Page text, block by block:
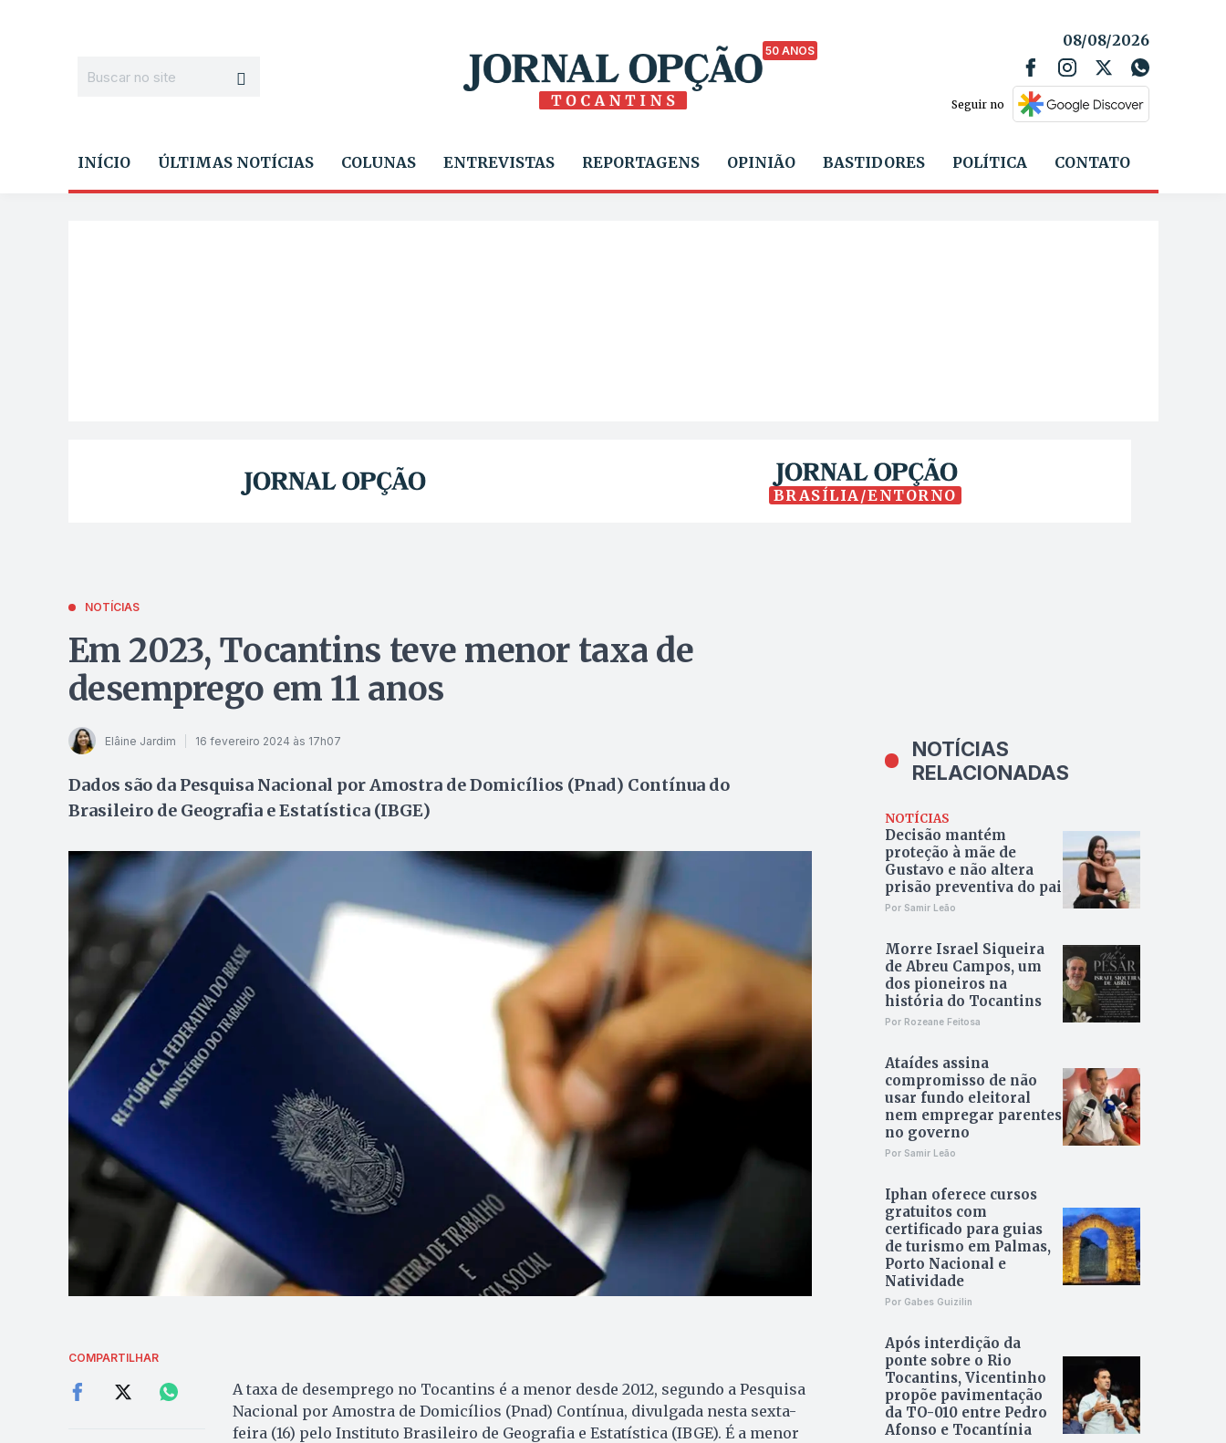
50 ANOS
08/08/2026
Seguir no
INÍCIO ÚLTIMAS NOTÍCIAS COLUNAS ENTREVISTAS REPORTAGENS OPINIÃO BASTIDORES POLÍTICA CONTATO
BRASÍLIA/ENTORNO
NOTÍCIAS
Em 2023, Tocantins teve menor taxa de
desemprego em 11 anos
Elâine Jardim 16 fevereiro 2024 às 17h07
Dados são da Pesquisa Nacional por Amostra de Domicílios (Pnad) Contínua do
Brasileiro de Geografia e Estatística (IBGE)
COMPARTILHAR
A taxa de desemprego no Tocantins é a menor desde 2012, segundo a Pesquisa
Nacional por Amostra de Domicílios (Pnad) Contínua, divulgada nesta sexta-
feira (16) pelo Instituto Brasileiro de Geografia e Estatística (IBGE). É a menor
NOTÍCIAS
RELACIONADAS
NOTÍCIAS
Decisão mantém
proteção à mãe de
Gustavo e não altera
prisão preventiva do pai
Por Samir Leão
Morre Israel Siqueira
de Abreu Campos, um
dos pioneiros na
história do Tocantins
Por Rozeane Feitosa
Ataídes assina
compromisso de não
usar fundo eleitoral
nem empregar parentes
no governo
Por Samir Leão
Iphan oferece cursos
gratuitos com
certificado para guias
de turismo em Palmas,
Porto Nacional e
Natividade
Por Gabes Guizilin
Após interdição da
ponte sobre o Rio
Tocantins, Vicentinho
propõe pavimentação
da TO-010 entre Pedro
Afonso e Tocantínia